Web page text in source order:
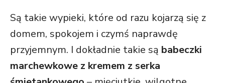
Są takie wypieki, które od razu kojarzą się z
domem, spokojem i czymś naprawdę
przyjemnym. I dokładnie takie są babeczki
marchewkowe z kremem z serka